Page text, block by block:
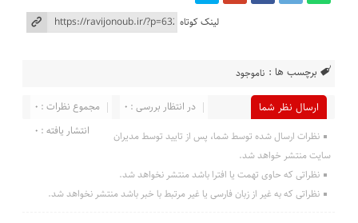
لینک کوتاه
برچسب ها : ناموجود
ارسال نظر شما مجموع نظرات : 0
در انتظار بررسی : 0
انتشار یافته : 0
نظرات ارسال شده توسط شما، پس از تایید توسط مدیران
سایت منتشر خواهد شد.
نظراتی که حاوی تهمت یا افترا باشد منتشر نخواهد شد.
نظراتی که به غیر از زبان فارسی یا غیر مرتبط با خبر باشد منتشر نخواهد شد.